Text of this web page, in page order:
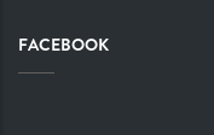
FACEBOOK